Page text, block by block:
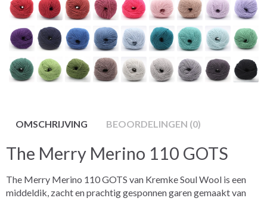
OMSCHRIJVING BEOORDELINGEN (0)
The Merry Merino 110 GOTS
The Merry Merino 110 GOTS van Kremke Soul Wool is een
middeldik, zacht en prachtig gesponnen garen gemaakt van